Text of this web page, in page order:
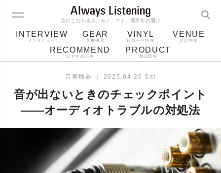
音にこだわる人、モノ、コト、場所をお届け
INTERVIEW
インタビュー
GEAR
音響機器
VINYL
レコード情報
VENUE
お店特集
RECOMMEND
おすすめ記事
PRODUCT
製品情報
ジャケット アルバム
レコード針
音響機器 ｜ 2025.04.26 Sat
音が出ないときのチェックポイント
——オーディオトラブルの対処法